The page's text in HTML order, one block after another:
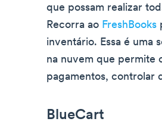
que possam realizar
Recorra ao FreshBooks
inventário. Essa é uma
na nuvem que permite
pagamentos, controlar
BlueCart